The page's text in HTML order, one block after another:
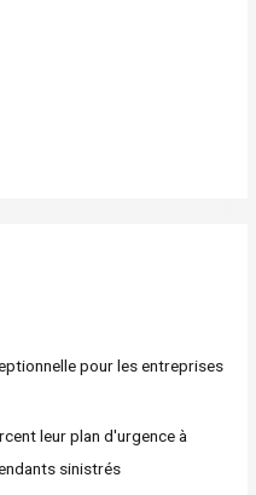
pour les entreprises
leur plan d'urgence à
sinistrés